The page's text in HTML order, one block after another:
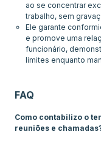
ao se concentrar
trabalho, sem
Ele garante
e promove uma
funcionário,
limites enquanto
FAQ
Como contabilizo o
reuniões e